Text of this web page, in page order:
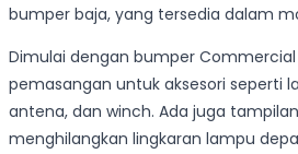
bumper baja, yang tersedia dalam
Dimulai dengan bumper
pemasangan untuk aksesori seperti
antena, dan winch. Ada juga
menghilangkan lingkaran lampu